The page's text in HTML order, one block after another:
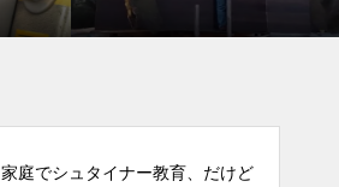
家庭でシュタイナー教育、だけど